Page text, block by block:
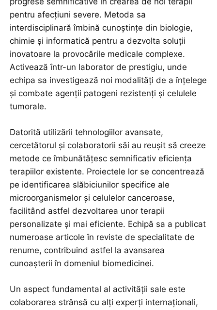
pentru afecțiuni severe. Metoda sa
interdisciplinară îmbină cunoștințe din biologie,
chimie și informatică pentru a dezvolta soluții
inovatoare la provocările medicale complexe.
Activează într-un laborator de prestigiu, unde
echipa sa investigează noi modalități de a înțelege
și combate agenții patogeni rezistenți și celulele
tumorale.
Datorită utilizării tehnologiilor avansate,
cercetătorul și colaboratorii săi au reușit să creeze
metode ce îmbunătățesc semnificativ eficiența
terapiilor existente. Proiectele lor se concentrează
pe identificarea slăbiciunilor specifice ale
microorganismelor și celulelor canceroase,
facilitând astfel dezvoltarea unor terapii
personalizate și mai eficiente. Echipă sa a publicat
numeroase articole în reviste de specialitate de
renume, contribuind astfel la avansarea
cunoașterii în domeniul biomedicinei.
Un aspect fundamental al activității sale este
colaborarea strânsă cu alți experți internaționali,